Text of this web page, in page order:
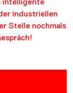
intelligente
industriellen
Stelle nochmals